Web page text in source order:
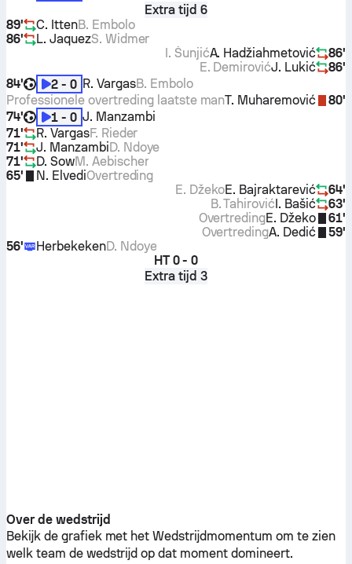
Extra tijd 6
89'
C. IttenB. Embolo
86'
L. JaquezS. Widmer
86'
A. Hadžiahmetović
I. Šunjić
86'
J. Lukić
E. Demirović
84'
2 - 0 R. VargasB. Embolo
80'
T. Muharemović
Professionele overtreding laatste man
74'
1 - 0 J. Manzambi
71'
R. VargasF. Rieder
71'
J. ManzambiD. Ndoye
71'
D. SowM. Aebischer
65'
N. ElvediOvertreding
64'
E. Bajraktarević
E. Džeko
63'
I. Bašić
B. Tahirović
61'
E. Džeko
Overtreding
59'
A. Dedić
Overtreding
56'
HerbekekenD. Ndoye
HT 0 - 0
Extra tijd 3
Over de wedstrijd
Bekijk de grafiek met het Wedstrijdmomentum om te zien
welk team de wedstrijd op dat moment domineert.